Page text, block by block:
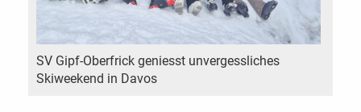
SV Gipf-Oberfrick geniesst unvergessliches
Skiweekend in Davos